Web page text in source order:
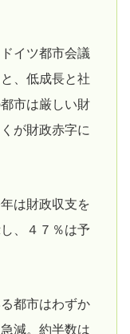
イツ都市会議
、低成長と社
市は厳しい財
が財政赤字に
は財政収支を
、４７％は予
都市はわずか
減。約半数は